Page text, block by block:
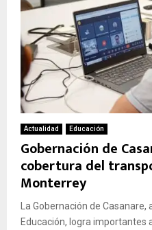
Actualidad Educación
Gobernación de
cobertura del
Monterrey
La Gobernación de
Educación, logra importantes